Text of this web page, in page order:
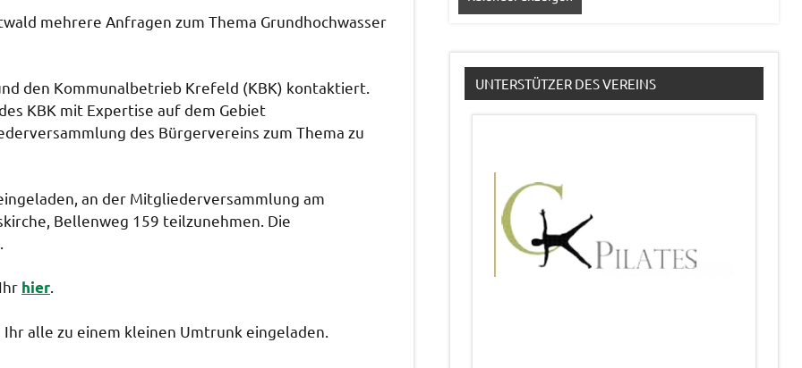
mehrere Anfragen zum Thema Grundhochwasser
den Kommunalbetrieb Krefeld (KBK) kontaktiert.
KBK mit Expertise auf dem Gebiet
des Bürgervereins zum Thema zu
an der Mitgliederversammlung am
Bellenweg 159 teilzunehmen. Die
hier.
alle zu einem kleinen Umtrunk eingeladen.
UNTERSTÜTZER DES VEREINS